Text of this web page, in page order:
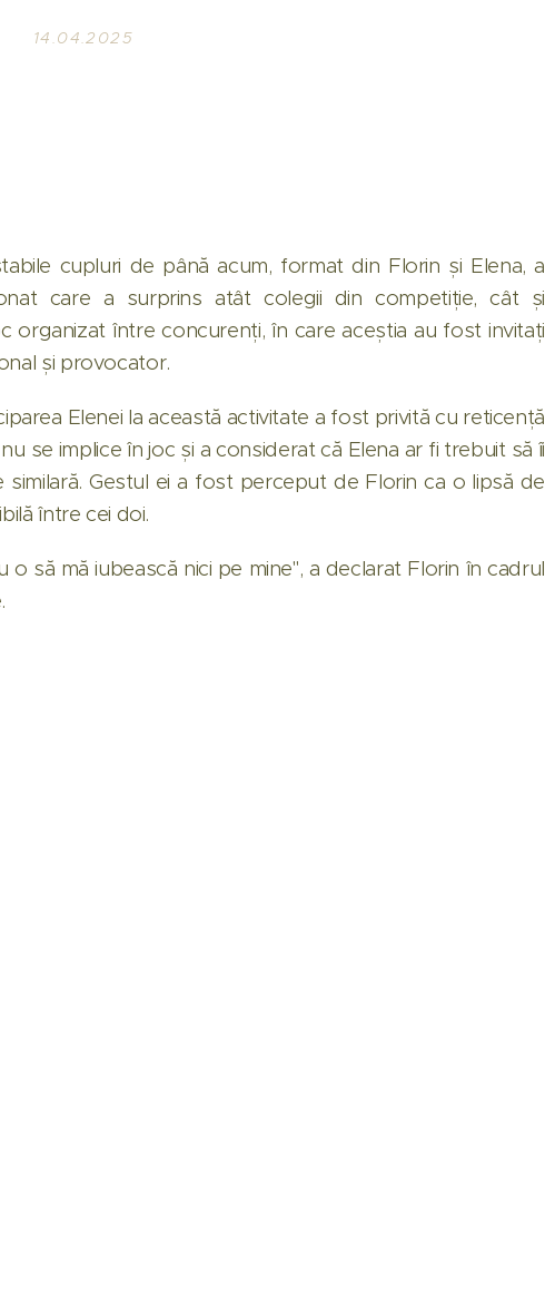
14.04.2025
cupluri de până acum, format din Florin și Elena, a
care a surprins atât colegii din competiție, cât și
organizat între concurenți, în care aceștia au fost invitați
și provocator.
Elenei la această activitate a fost privită cu reticență
se implice în joc și a considerat că Elena ar fi trebuit să îi
Gestul ei a fost perceput de Florin ca o lipsă de
între cei doi.
să mă iubească nici pe mine", a declarat Florin în cadrul